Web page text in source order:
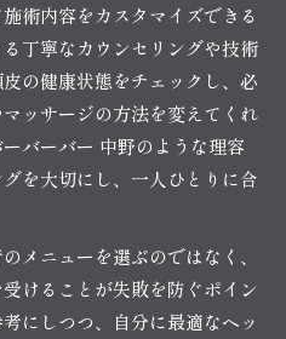
術内容をカスタマイズできる
丁寧なカウンセリングや技術
の健康状態をチェックし、必
ッサージの方法を変えてくれ
バーバー 中野のような理容
を大切にし、一人ひとりに合
メニューを選ぶのではなく、
けることが失敗を防ぐポイン
にしつつ、自分に最適なヘッ